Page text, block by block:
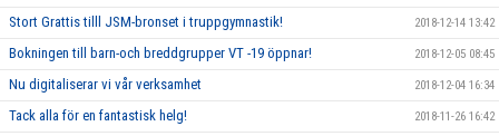
Stort Grattis tilll JSM-bronset i truppgymnastik! 2018-12-14 13:42
Bokningen till barn-och breddgrupper VT -19 öppnar! 2018-12-05 08:45
Nu digitaliserar vi vår verksamhet 2018-12-04 16:34
Tack alla för en fantastisk helg! 2018-11-26 16:42